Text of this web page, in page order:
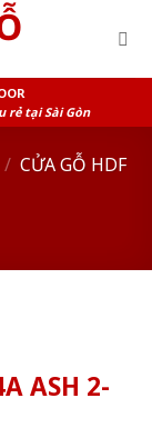
rẻ tại Sài Gòn
/ CỬA GỖ HDF
ASH 2-